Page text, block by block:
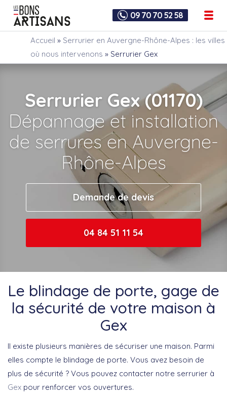
09 70 70 52 58
Accueil » Serrurier en Auvergne-Rhône-Alpes : les villes
où nous intervenons » Serrurier Gex
Serrurier Gex (01170)
Dépannage et installation
de serrures en Auvergne-
Rhône-Alpes
Demande de devis
04 84 51 11 54
Le blindage de porte, gage de
la sécurité de votre maison à
Gex
Il existe plusieurs manières de sécuriser une maison. Parmi
elles compte le blindage de porte. Vous avez besoin de
plus de sécurité ? Vous pouvez contacter notre serrurier à
Gex pour renforcer vos ouvertures.